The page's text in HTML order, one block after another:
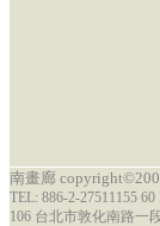
南畫廊
TEL: 886-2-27511155
106 台北市敦化南路一